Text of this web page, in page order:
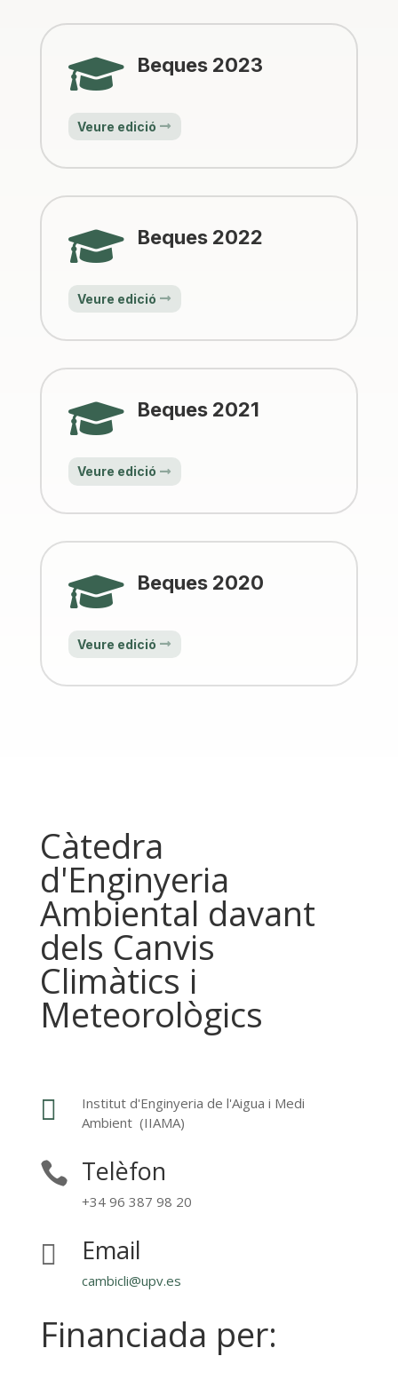
 Beques 2023
Veure edició
 Beques 2022
Veure edició
 Beques 2021
Veure edició
 Beques 2020
Veure edició
Càtedra
d'Enginyeria
Ambiental davant
dels Canvis
Climàtics i
Meteorològics

Institut d'Enginyeria de l'Aigua i Medi
Ambient (IIAMA)
 Telèfon
+34 96 387 98 20
 Email
cambicli@upv.es
Financiada per: